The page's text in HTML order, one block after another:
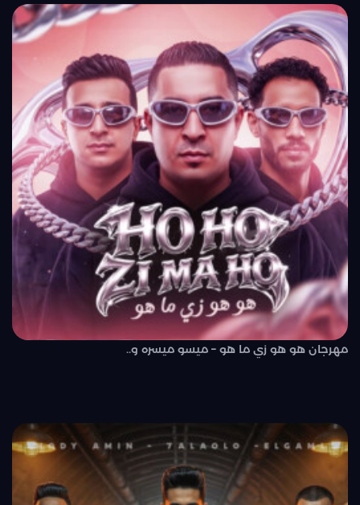
مهرجان هو هو زي ما هو – ميسو ميسره و..